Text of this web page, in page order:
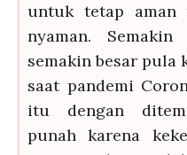
untuk tetap aman
nyaman.
semakin besar pula
saat pandemi
itu dengan
punah karena